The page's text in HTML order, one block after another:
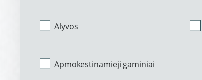
Alyvos
Apmokestinamieji gaminiai